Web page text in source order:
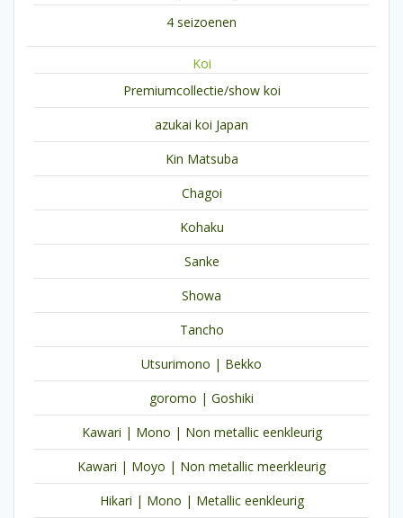
4 seizoenen
Koi
Premiumcollectie/show koi
azukai koi Japan
Kin Matsuba
Chagoi
Kohaku
Sanke
Showa
Tancho
Utsurimono | Bekko
goromo | Goshiki
Kawari | Mono | Non metallic eenkleurig
Kawari | Moyo | Non metallic meerkleurig
Hikari | Mono | Metallic eenkleurig